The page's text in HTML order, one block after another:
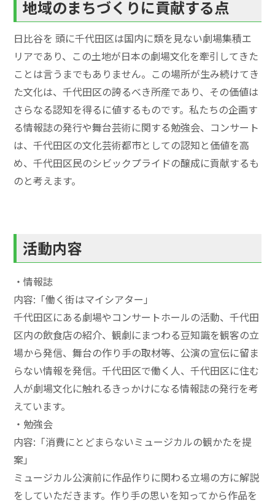
地域のまちづくりに貢献する点
日比谷を 頭に千代田区は国内に類を見ない劇場集積エ
リアであり、この土地が日本の劇場文化を牽引してきた
ことは言うまでもありません。この場所が生み続けてき
た文化は、千代田区の誇るべき所産であり、その価値は
さらなる認知を得るに値するものです。私たちの企画す
る情報誌の発行や舞台芸術に関する勉強会、コンサート
は、千代田区の文化芸術都市としての認知と価値を高
め、千代田区民のシビックプライドの醸成に貢献するも
のと考えます。
活動内容
・情報誌
内容:「働く街はマイシアター」
千代田区にある劇場やコンサートホールの活動、千代田
区内の飲食店の紹介、観劇にまつわる豆知識を観客の立
場から発信、舞台の作り手の取材等、公演の宣伝に留ま
らない情報を発信。千代田区で働く人、千代田区に住む
人が劇場文化に触れるきっかけになる情報誌の発行を考
えています。
・勉強会
内容:「消費にとどまらないミュージカルの観かたを提
案」
ミュージカル公演前に作品作りに関わる立場の方に解説
をしていただきます。作り手の思いを知ってから作品を